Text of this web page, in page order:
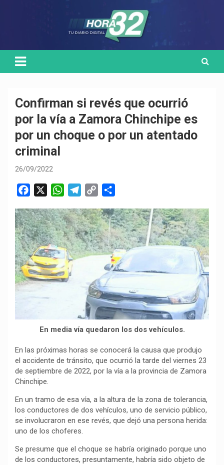
Confirman si revés que ocurrió
por la vía a Zamora Chinchipe es
por un choque o por un atentado
criminal
26/09/2022
c
e
b
o
o
k
W
a
t
s
A
p
p
l
e
g
r
m
p
y
L
i
k
m
p
a
r
t
i
r
En media vía quedaron los dos vehículos.
En las próximas horas se conocerá la causa que produjo
el accidente de tránsito, que ocurrió la tarde del viernes 23
de septiembre de 2022, por la vía a la provincia de Zamora
Chinchipe.
En un tramo de esa vía, a la altura de la zona de tolerancia,
los conductores de dos vehículos, uno de servicio público,
se involucraron en ese revés, que dejó una persona herida:
uno de los choferes.
Se presume que el choque se habría originado porque uno
de los conductores, presuntamente, habría sido objeto de